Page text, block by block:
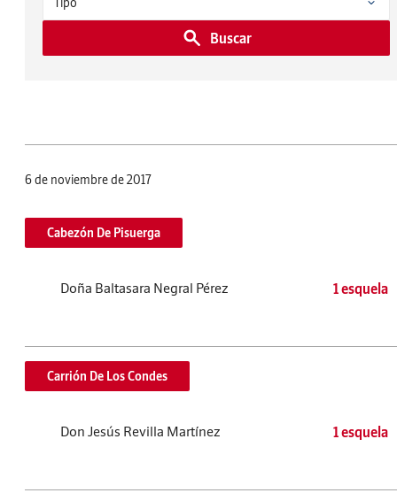
Buscar
6 de noviembre de 2017
Cabezón De Pisuerga
Doña Baltasara Negral Pérez 1 esquela
Carrión De Los Condes
Don Jesús Revilla Martínez 1 esquela